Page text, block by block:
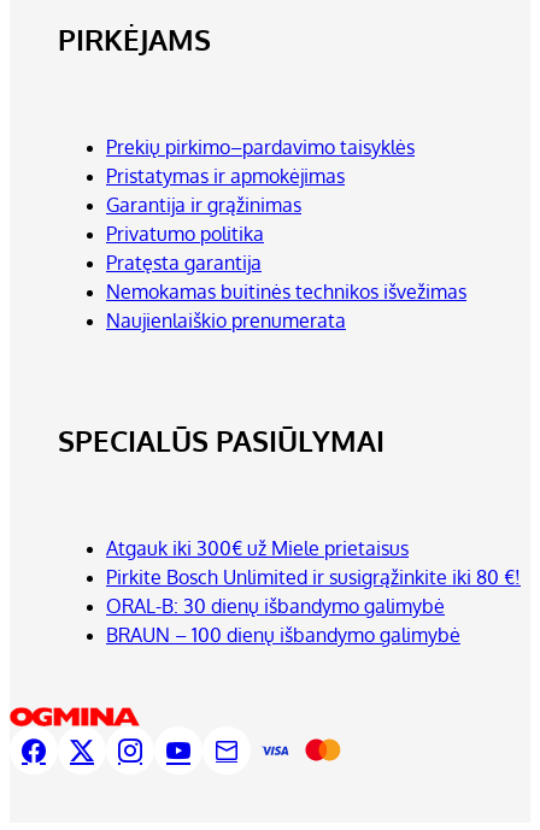
PIRKĖJAMS
Prekių pirkimo–pardavimo taisyklės
Pristatymas ir apmokėjimas
Garantija ir grąžinimas
Privatumo politika
Pratęsta garantija
Nemokamas buitinės technikos išvežimas
Naujienlaiškio prenumerata
SPECIALŪS PASIŪLYMAI
Atgauk iki 300€ už Miele prietaisus
Pirkite Bosch Unlimited ir susigrąžinkite iki 80 €!
ORAL-B: 30 dienų išbandymo galimybė
BRAUN – 100 dienų išbandymo galimybė